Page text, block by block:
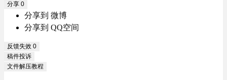
分享 0
分享到 微博
分享到 QQ空间
反馈失效 0
稿件投诉
文件解压教程